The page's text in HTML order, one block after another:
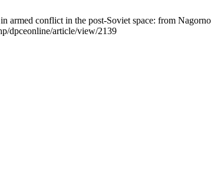
armed conflict in the post-Soviet space: from Nagorno
dpceonline/article/view/2139